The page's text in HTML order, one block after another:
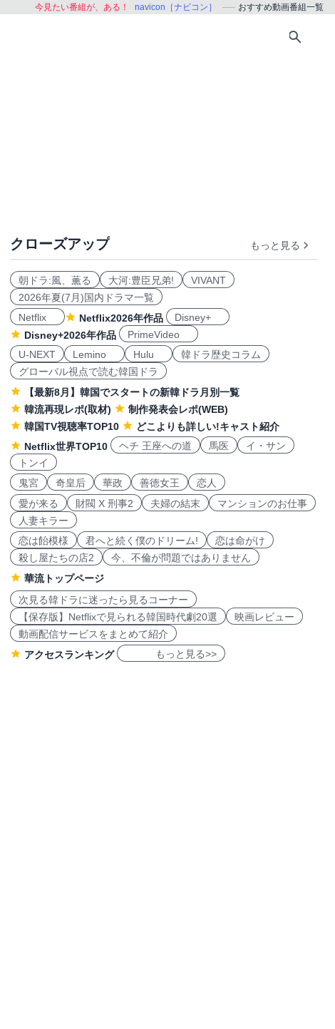
今見たい番組が、ある！ navicon［ナビコン］ おすすめ動画番組一覧
おすすめ
クローズアップ もっと見る
朝ドラ:風、薫る 大河:豊臣兄弟!
VIVANT
2026年夏(7月)国内ドラマ一覧
Netflix
Netflix2026年作品
Disney+
Disney+2026年作品
PrimeVideo
U-NEXT
Lemino Hulu
韓ドラ歴史コラム
グローバル視点で読む韓国ドラ
【最新8月】韓国でスタートの新韓ドラ月別一覧
韓流再現レポ(取材)
制作発表会レポ(WEB)
韓国TV視聴率TOP10
どこよりも詳しい!キャスト紹介
Netflix世界TOP10
ヘチ 王座への道 馬医
イ・サン
トンイ
鬼宮
奇皇后 華政 善徳女王
恋人
愛が来る
財閥 X 刑事2 夫婦の結末
マンションのお仕事
人妻キラー
恋は飴模様
君へと続く僕のドリーム!
恋は命がけ
殺し屋たちの店2
今、不倫が問題ではありません
華流トップページ
次見る韓ドラに迷ったら見るコーナー
【保存版】Netflixで見られる韓国時代劇20選
映画レビュー
動画配信サービスをまとめて紹介
アクセスランキング
もっと見る>>